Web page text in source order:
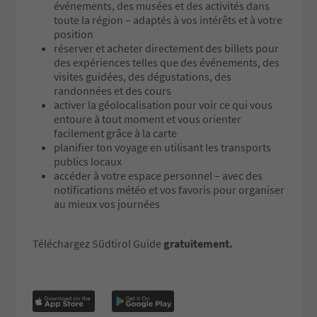
Along the charming arcades of Via
dei Portici, you can meet the
producers and taste wines from
17 local wineries:
Cantina Bolzano, Tenuta
Eberlehof, Franz Gojer,
Griesbauerhof, Tenuta
Larcherhof, Tenuta Loacker,
Malojer Gummerhof, Max
Thurner, Tenuta Obermoser,
Pitsch am Bach, Reyter, Schmid
Oberrautner, Katharina Martini,
Thurnhof, Maso Erbhof
Unterganzner, Untermoserhof,
Tenuta Ansitz Waldgries.
🎫 How Tastings Work (Tokens &
(2 tokens for premium
selections).
squares of Sarnthein,
Sunday Mass and
‘chat’. One of the best
to become familiar
Sarner dialect is at
best known and
fair, the ‘Sarner
weekend in
événements, des musées et des activités dans
toute la région – adaptés à vos intérêts et à votre
position
réserver et acheter directement des billets pour
des expériences telles que des événements, des
visites guidées, des dégustations, des
randonnées et des cours
activer la géolocalisation pour voir ce qui vous
entoure à tout moment et vous orienter
facilement grâce à la carte
planifier ton voyage en utilisant les transports
publics locaux
accéder à votre espace personnel – avec des
notifications météo et vos favoris pour organiser
au mieux vos journées
Téléchargez Südtirol Guide gratuitement.